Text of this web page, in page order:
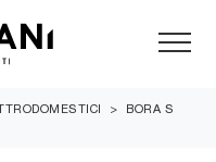
>
BORA S